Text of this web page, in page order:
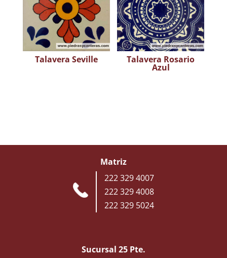
Talavera Seville Talavera Rosario
Azul
Matriz
222 329 4007
222 329 4008
222 329 5024
Sucursal 25 Pte.